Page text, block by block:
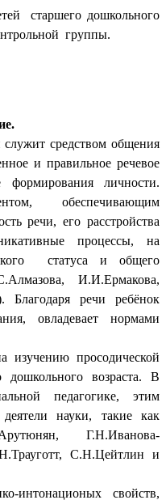
старшего дошкольного
группы.
средством общения
и правильное речевое
формирования личности.
обеспечивающим
речи, его расстройства
процессы, на
статуса и общего
И.И.Ермакова,
речи ребёнок
овладевает нормами
изучению просодической
возраста. В
педагогике, этим
науки, такие как
Г.Н.Иванова-
С.Н.Цейтлин и
свойств,